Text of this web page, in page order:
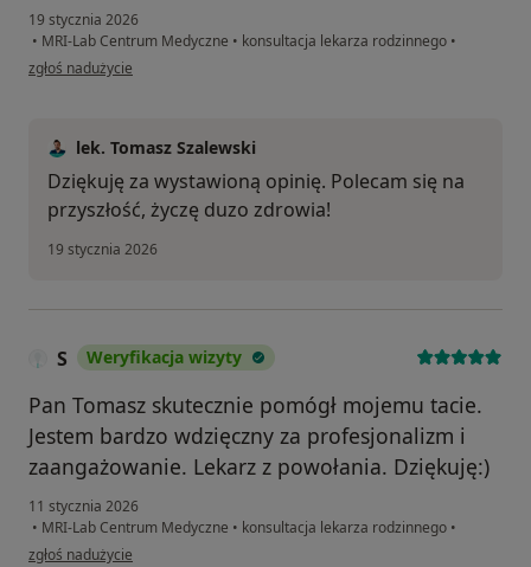
19 stycznia 2026
• MRI-Lab Centrum Medyczne • konsultacja lekarza rodzinnego •
w opinii użytkownika Oliwia
zgłoś nadużycie
lek. Tomasz Szalewski
Dziękuję za wystawioną opinię. Polecam się na
przyszłość, życzę duzo zdrowia!
19 stycznia 2026
S Weryfikacja wizyty
Pan Tomasz skutecznie pomógł mojemu tacie.
Jestem bardzo wdzięczny za profesjonalizm i
zaangażowanie. Lekarz z powołania. Dziękuję:)
11 stycznia 2026
• MRI-Lab Centrum Medyczne • konsultacja lekarza rodzinnego •
w opinii użytkownika S
zgłoś nadużycie